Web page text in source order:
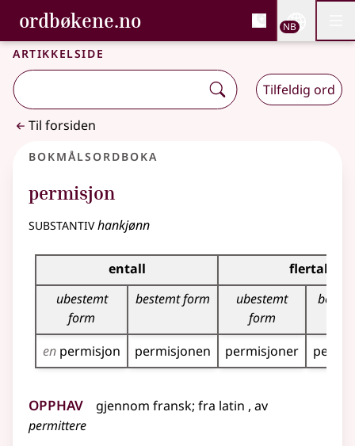
Gå til hovedinnhold
Tilgjengelighet
ordbøkene.no, Bokmålsordboka og
Bokmålsordboka og Nynorskordboka
NB
Artikkelside
Tilfeldig ord
Til forsiden
Bokmålsordboka
permisjon
substantivhankjønn
Bøyingstabell for dette substantivet
entall
flertall
ubestemt
form
bestemt form
ubestemt
form
en permisjon permisjonen permisjoner
Opphav gjennom fransk; fra latin , av
permittere